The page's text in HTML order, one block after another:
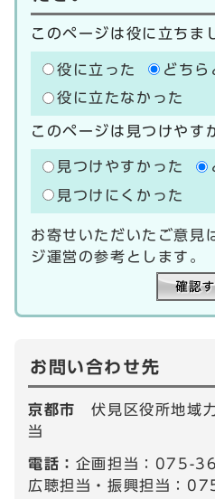
このページは役に立ちま
役に立った
どちら
役に立たなかった
このページは見つけやす
見つけやすかった
見つけにくかった
お寄せいただいたご意見
ジ運営の参考とします。
お問い合わせ先
京都市伏見区役所地域
当
電話： 企画担当：075-
広聴担当・振興担当：